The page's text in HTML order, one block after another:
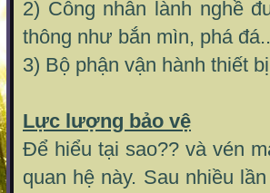
2) Công nhân lành nghề
thông như bắn mìn, phá
3) Bộ phận vận hành thiết
Lực lượng bảo vệ
Để hiểu tại sao?? và vén
quan hệ này. Sau nhiều